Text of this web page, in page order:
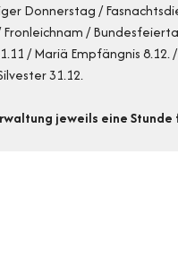
Donnerstag /
/
/ Mariä Empfängnis 8.12.
31.12.
jeweils eine Stunde